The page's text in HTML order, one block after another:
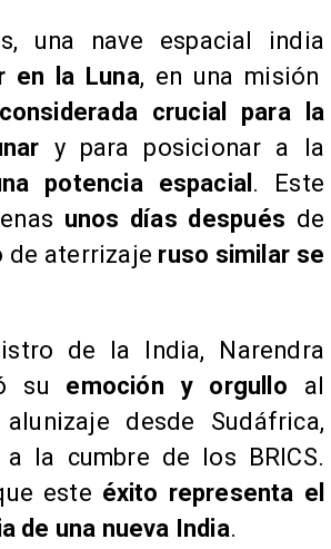
una nave espacial india
en la Luna, en una misión
considerada crucial para la
y para posicionar a la
potencia espacial . Este
unos días después de
de aterrizaje ruso similar se
de la India, Narendra
su emoción y orgullo al
desde Sudáfrica,
la cumbre de los BRICS.
este éxito representa el
de una nueva India.